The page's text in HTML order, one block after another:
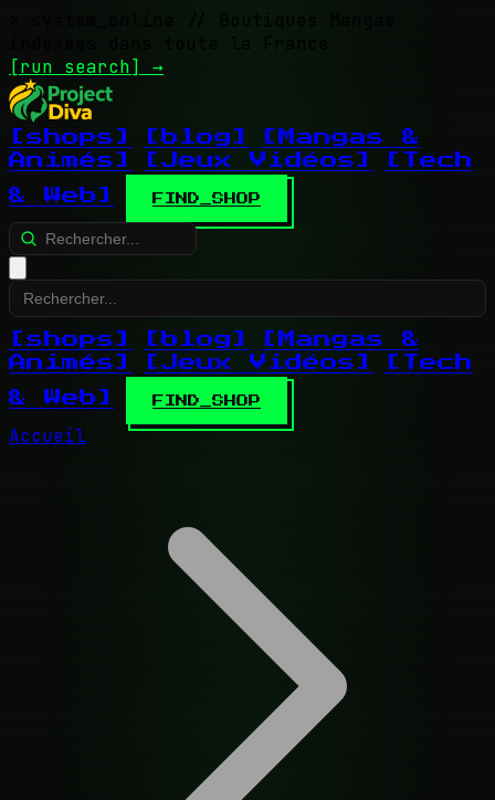
// Boutiques Mangas
indexées dans toute la France
[run search] →
[shops] [blog]
[Mangas &
Animés]
[Jeux Vidéos]
[Tech
& Web]
FIND_SHOP
[shops] [blog]
[Mangas &
Animés]
[Jeux Vidéos]
[Tech
& Web]
FIND_SHOP
Accueil